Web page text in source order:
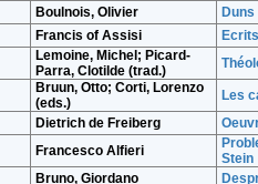
Boulnois, Olivier
Francis of Assisi Ecrits
Lemoine, Michel; Picard-
Parra, Clotilde (trad.)
Bruun, Otto; Corti, Lorenzo
(eds.)
Les
Dietrich de Freiberg
Francesco Alfieri
Stein
Bruno, Giordano